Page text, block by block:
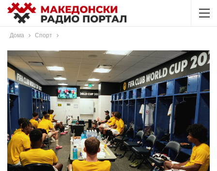
Дома Спорт